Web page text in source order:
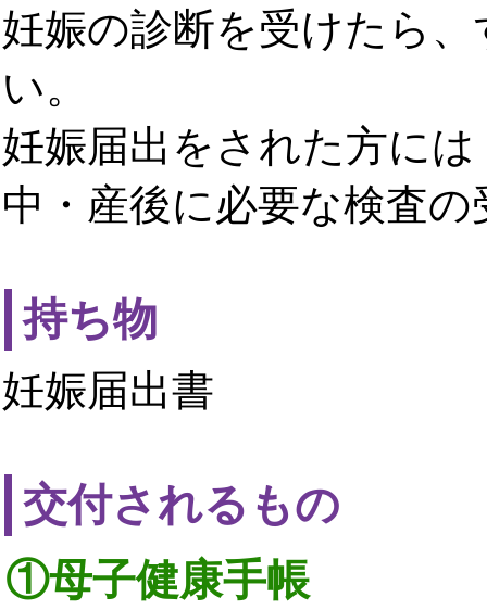
妊娠の診断を受けたら
い。
妊娠届出をされた方に
中・産後に必要な検査
持ち物
妊娠届出書
交付されるもの
①母子健康手帳